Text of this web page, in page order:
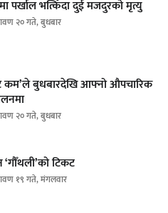
पर्खाल भत्किँदा दुई मजदुरको मृत्यु
२० गते, बुधबार
कम’ले बुधबारदेखि आफ्नो औपचारिक
२० गते, बुधबार
टिकट
१९ गते, मंगलवार